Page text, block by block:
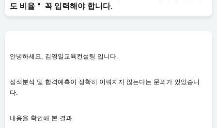
도 비율＂ 꼭 입력해야 합니다.
안녕하세요, 김영일교육컨설팅 입니다.
성적분석 및 합격예측이 정확히 이뤄지지 않는다는 문의가 있었습니
다.
내용을 확인해 본 결과